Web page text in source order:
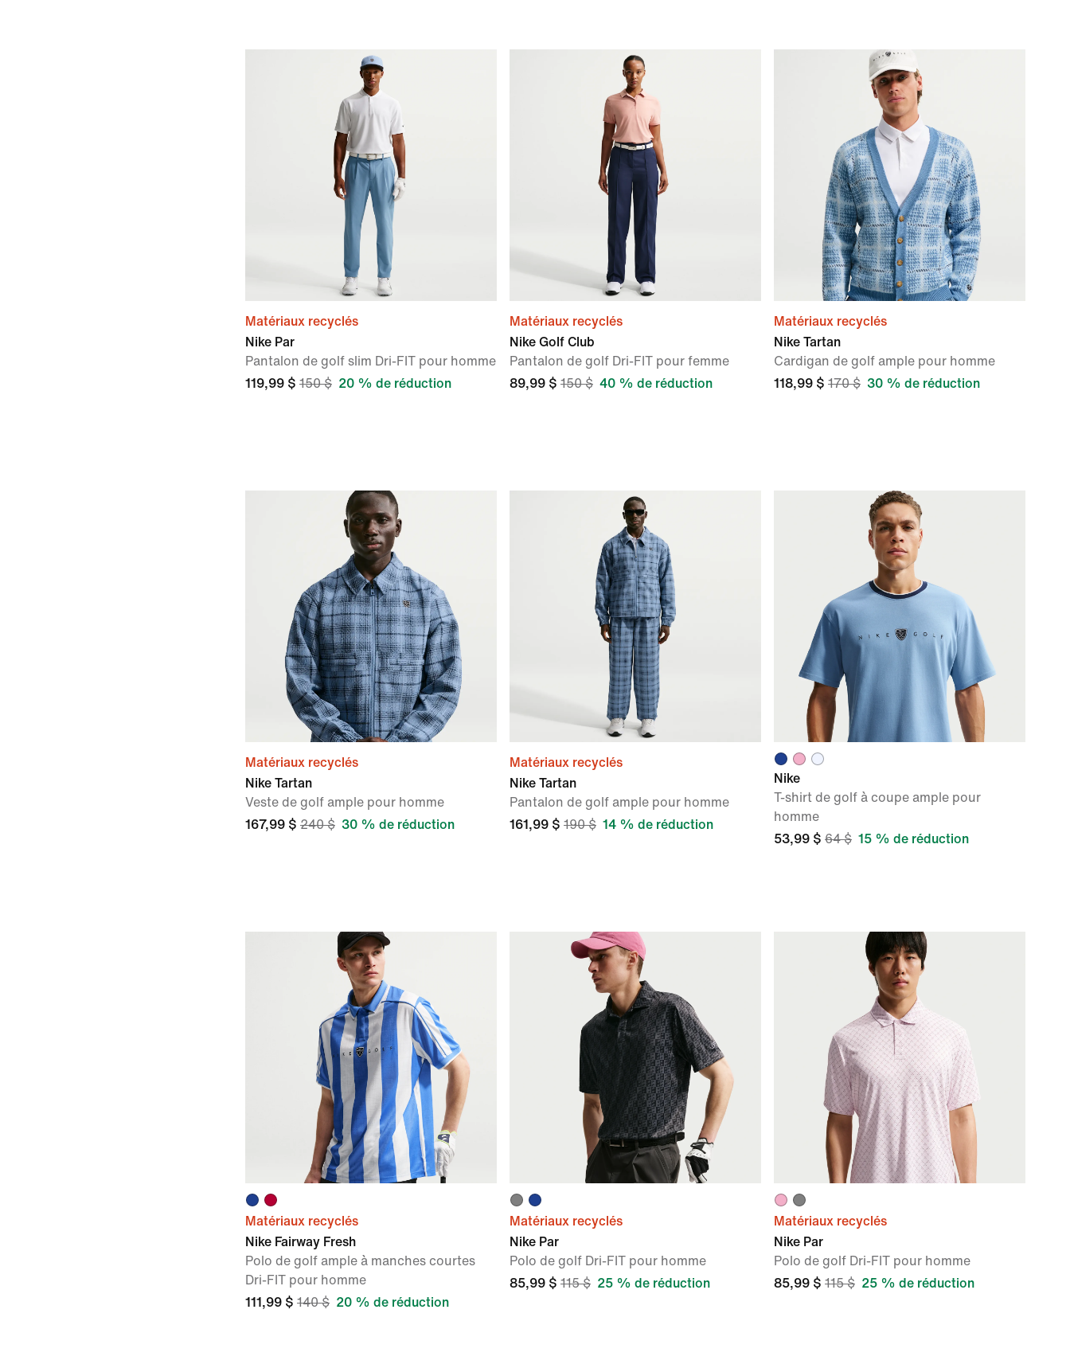
Matériaux recyclés
Nike Par
Pantalon de golf slim Dri-FIT pour homme
119,99 $ 150 $ 20 % de réduction
Matériaux recyclés
Nike Golf Club
Pantalon de golf Dri-FIT pour femme
89,99 $ 150 $ 40 % de réduction
Matériaux recyclés
Nike Tartan
Cardigan de golf ample pour homme
118,99 $ 170 $ 30 % de réduction
Matériaux recyclés
Nike Tartan
Veste de golf ample pour homme
167,99 $ 240 $ 30 % de réduction
Matériaux recyclés
Nike Tartan
Pantalon de golf ample pour homme
161,99 $ 190 $ 14 % de réduction
Nike
T-shirt de golf à coupe ample pour
homme
53,99 $ 64 $ 15 % de réduction
Matériaux recyclés
Nike Fairway Fresh
Polo de golf ample à manches courtes
Dri-FIT pour homme
111,99 $ 140 $ 20 % de réduction
Matériaux recyclés
Nike Par
Polo de golf Dri-FIT pour homme
85,99 $ 115 $ 25 % de réduction
Matériaux recyclés
Nike Par
Polo de golf Dri-FIT pour homme
85,99 $ 115 $ 25 % de réduction